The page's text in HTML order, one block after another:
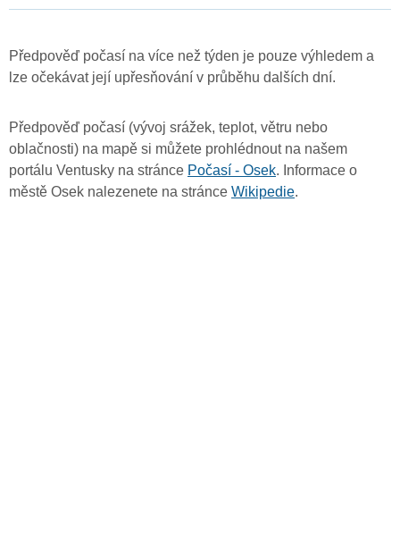
Předpověď počasí na více než týden je pouze výhledem a
lze očekávat její upřesňování v průběhu dalších dní.
Předpověď počasí (vývoj srážek, teplot, větru nebo
oblačnosti) na mapě si můžete prohlédnout na našem
portálu Ventusky na stránce Počasí - Osek. Informace o
městě Osek nalezenete na stránce Wikipedie.